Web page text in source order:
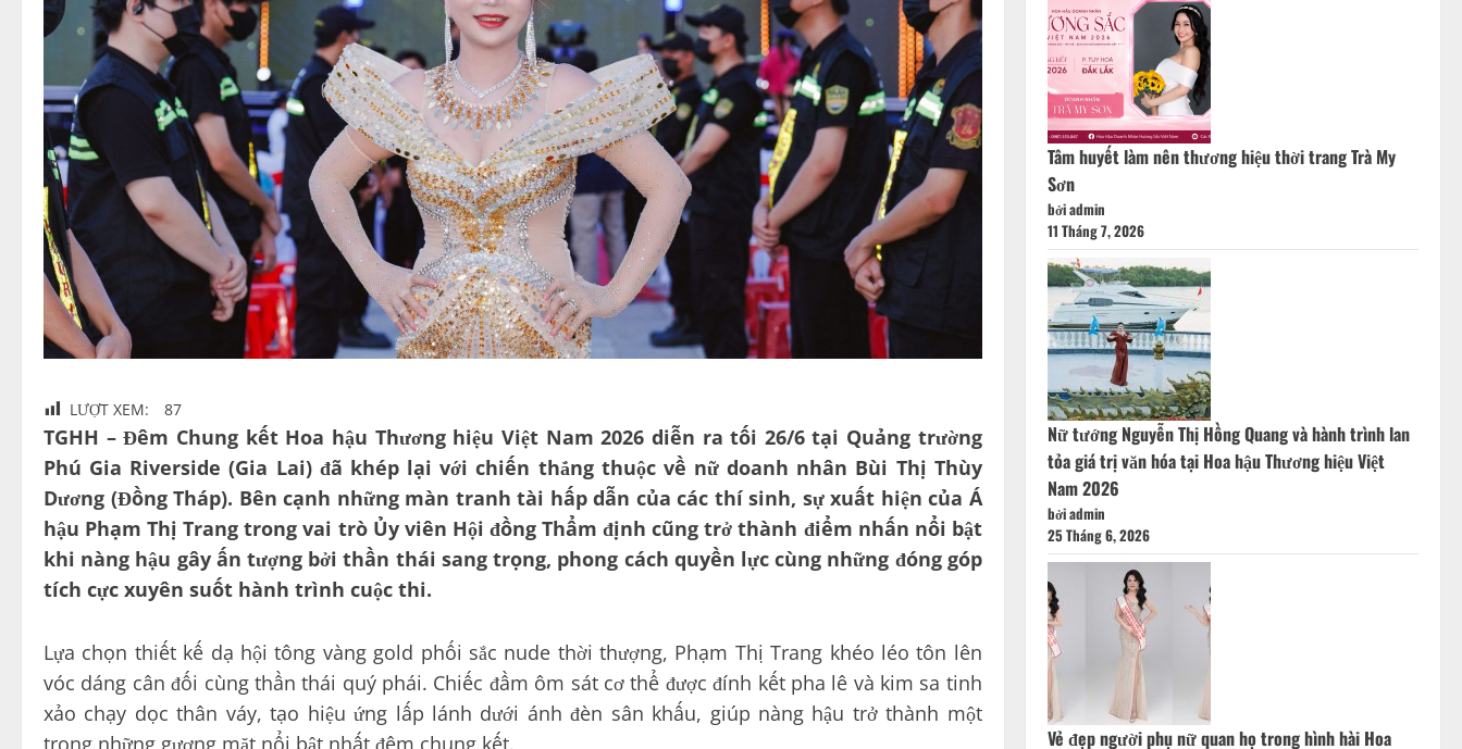
LƯỢT XEM: 87
TGHH – Đêm Chung kết Hoa hậu Thương hiệu Việt Nam 2026 diễn ra tối 26/6 tại Quảng trường
Phú Gia Riverside (Gia Lai) đã khép lại với chiến thắng thuộc về nữ doanh nhân Bùi Thị Thùy
Dương (Đồng Tháp). Bên cạnh những màn tranh tài hấp dẫn của các thí sinh, sự xuất hiện của Á
hậu Phạm Thị Trang trong vai trò Ủy viên Hội đồng Thẩm định cũng trở thành điểm nhấn nổi bật
khi nàng hậu gây ấn tượng bởi thần thái sang trọng, phong cách quyền lực cùng những đóng góp
tích cực xuyên suốt hành trình cuộc thi.
Lựa chọn thiết kế dạ hội tông vàng gold phối sắc nude thời thượng, Phạm Thị Trang khéo léo tôn lên
vóc dáng cân đối cùng thần thái quý phái. Chiếc đầm ôm sát cơ thể được đính kết pha lê và kim sa tinh
xảo chạy dọc thân váy, tạo hiệu ứng lấp lánh dưới ánh đèn sân khấu, giúp nàng hậu trở thành một
trong những gương mặt nổi bật nhất đêm chung kết.
Tâm huyết làm nên thương hiệu thời trang Trà My
Sơn
bởi admin
11 Tháng 7, 2026
Nữ tướng Nguyễn Thị Hồng Quang và hành trình lan
tỏa giá trị văn hóa tại Hoa hậu Thương hiệu Việt
Nam 2026
bởi admin
25 Tháng 6, 2026
Vẻ đẹp người phụ nữ quan họ trong hình hài Hoa